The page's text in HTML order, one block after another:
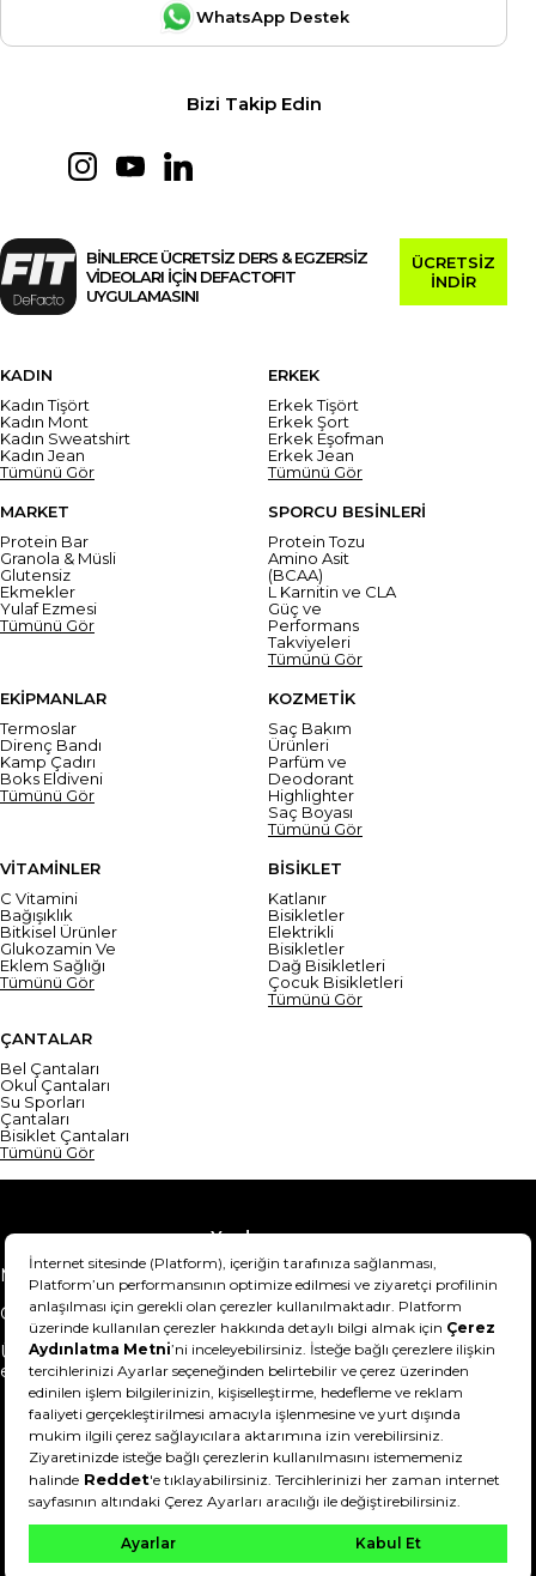
WhatsApp Destek
Bizi Takip Edin
BİNLERCE ÜCRETSİZ DERS & EGZERSİZ
VİDEOLARI İÇİN DEFACTOFIT
UYGULAMASINI
ÜCRETSİZ
İNDİR
KADIN
Kadın Tişört
Kadın Mont
Kadın Sweatshirt
Kadın Jean
Tümünü Gör
ERKEK
Erkek Tişört
Erkek Şort
Erkek Eşofman
Erkek Jean
Tümünü Gör
MARKET
Protein Bar
Granola & Müsli
Glutensiz
Ekmekler
Yulaf Ezmesi
Tümünü Gör
SPORCU BESİNLERİ
Protein Tozu
Amino Asit
(BCAA)
L Karnitin ve CLA
Güç ve
Performans
Takviyeleri
Tümünü Gör
EKİPMANLAR
Termoslar
Direnç Bandı
Kamp Çadırı
Boks Eldiveni
Tümünü Gör
KOZMETİK
Saç Bakım
Ürünleri
Parfüm ve
Deodorant
Highlighter
Saç Boyası
Tümünü Gör
VİTAMİNLER
C Vitamini
Bağışıklık
Bitkisel Ürünler
Glukozamin Ve
Eklem Sağlığı
Tümünü Gör
BİSİKLET
Katlanır
Bisikletler
Elektrikli
Bisikletler
Dağ Bisikletleri
Çocuk Bisikletleri
Tümünü Gör
ÇANTALAR
Bel Çantaları
Okul Çantaları
Su Sporları
Çantaları
Bisiklet Çantaları
Tümünü Gör
Yardım
Mesafeli Satış Sözleşmesi
Teslimat Bilgisi
Gizlilik Sözleşmesi
Şartlar & Koşullar
Ürünümü nasıl iade
edebilirim?
Hakkımızda
DeFactoFIT ©️ 2022-2026. Tüm hakları saklıdır.
11